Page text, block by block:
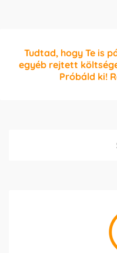
Tudtad, hogy Te is
egyéb rejtett
Próbáld ki!